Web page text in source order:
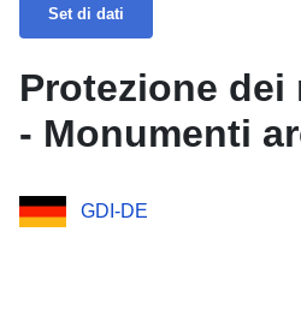
Set di dati
Protezione dei
- Monumenti
GDI-DE